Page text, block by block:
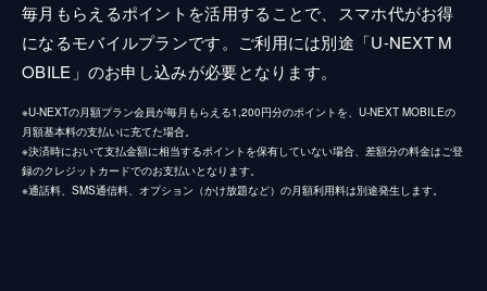
毎月もらえるポイントを活用することで、スマホ代がお得
になるモバイルプランです。ご利用には別途「U-NEXT M
OBILE」のお申し込みが必要となります。
※U-NEXTの月額プラン会員が毎月もらえる1,200円分のポイントを、U-NEXT MOBILEの
月額基本料の支払いに充てた場合。
※決済時において支払金額に相当するポイントを保有していない場合、差額分の料金はご登
録のクレジットカードでのお支払いとなります。
※通話料、SMS通信料、オプション（かけ放題など）の月額利用料は別途発生します。